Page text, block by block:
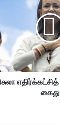
கைது